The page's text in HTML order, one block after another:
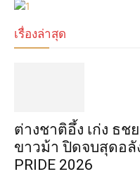
เรื่องล่าสุด
ต่างชาติอึ้ง เก่ง ธช
ขาวม้า ปิดจบสุดอลั
PRIDE 2026